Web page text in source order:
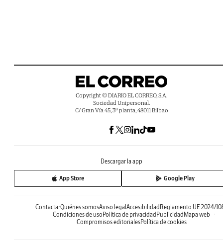
Copyright © DIARIO EL CORREO, S.A.
Sociedad Unipersonal.
C/ Gran Vía 45, 3ª planta, 48011 Bilbao
Descargar la app
App Store Google Play
ContactarQuiénes somosAviso legalAccesibilidadReglamento UE 2024/
Condiciones de usoPolítica de privacidadPublicidadMapa web
Compromisos editorialesPolítica de cookies